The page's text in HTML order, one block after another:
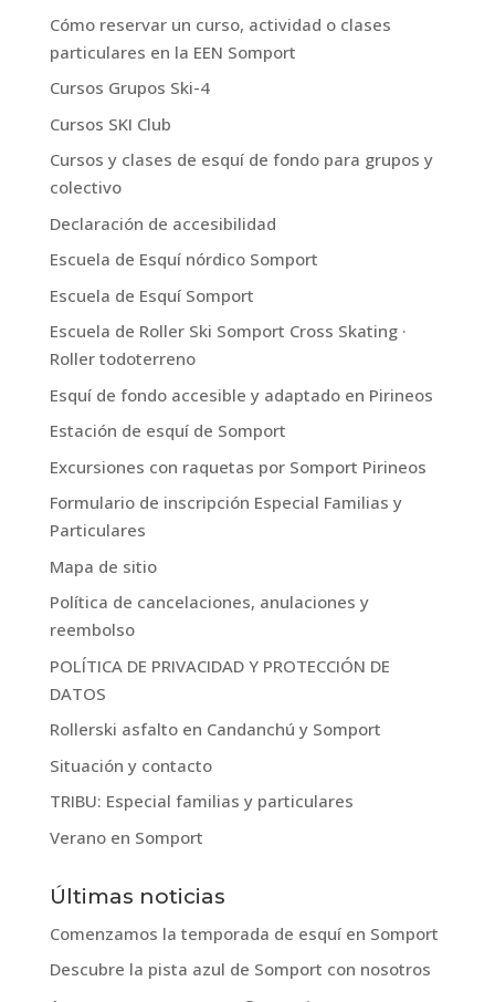
Cómo reservar un curso, actividad o clases
particulares en la EEN Somport
Cursos Grupos Ski-4
Cursos SKI Club
Cursos y clases de esquí de fondo para grupos y
colectivo
Declaración de accesibilidad
Escuela de Esquí nórdico Somport
Escuela de Esquí Somport
Escuela de Roller Ski Somport Cross Skating ·
Roller todoterreno
Esquí de fondo accesible y adaptado en Pirineos
Estación de esquí de Somport
Excursiones con raquetas por Somport Pirineos
Formulario de inscripción Especial Familias y
Particulares
Mapa de sitio
Política de cancelaciones, anulaciones y
reembolso
POLÍTICA DE PRIVACIDAD Y PROTECCIÓN DE
DATOS
Rollerski asfalto en Candanchú y Somport
Situación y contacto
TRIBU: Especial familias y particulares
Verano en Somport
Últimas noticias
Comenzamos la temporada de esquí en Somport
Descubre la pista azul de Somport con nosotros